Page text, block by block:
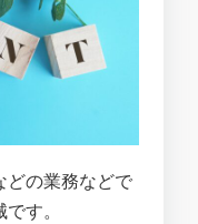
どの業務などで
す。